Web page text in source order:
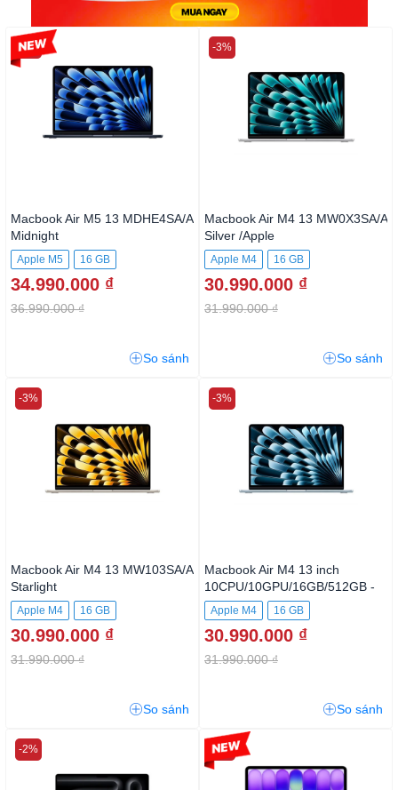
Macbook Air M5 13
MDHE4SA/A Midnight
Apple M5
16 GB
512GB SSD
34.990.000 ₫
36.990.000 ₫
-5%
So sánh
Macbook Air M4 13
MW0X3SA/A Silver /Apple
M4/10CPU/10GPU/16GB/512G
BSSD
Apple M4 16 GB
30.990.000 ₫
31.990.000 ₫
-3%
So sánh
Macbook Air M4 13
MW103SA/A Starlight
Apple M4
16 GB
512GB SSD
30.990.000 ₫
31.990.000 ₫
-3%
So sánh
Macbook Air M4 13 inch
10CPU/10GPU/16GB/512GB -
Sky Blue
Apple M4 16 GB
30.990.000 ₫
31.990.000 ₫
-3%
So sánh
-2% -3%